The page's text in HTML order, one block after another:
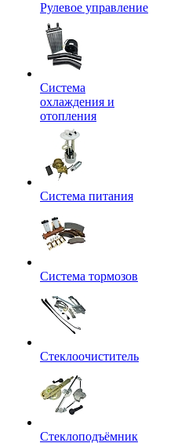
Рулевое управление
Система
охлаждения и
отопления
Система питания
Система тормозов
Стеклоочиститель
Стеклоподъёмник